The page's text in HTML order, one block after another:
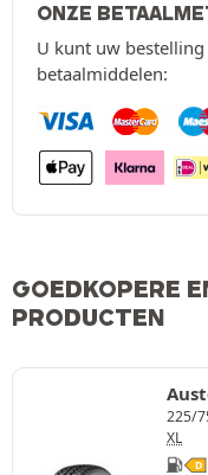
ONZE
U kunt uw
betaalmiddelen:
GOEDKOPERE
PRODUCTEN
225/
XL
D